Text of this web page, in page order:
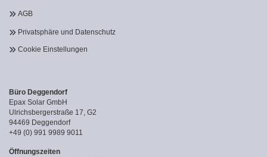
AGB
Privatsphäre und Datenschutz
Cookie Einstellungen
Büro Deggendorf
Epax Solar GmbH
Ulrichsbergerstraße 17, G2
94469 Deggendorf
+49 (0) 991 9989 9011
Öffnungszeiten